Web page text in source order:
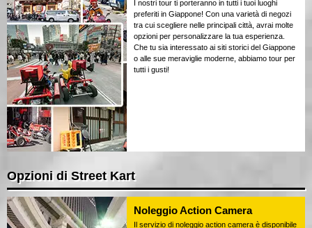
I nostri tour ti porteranno in tutti i tuoi luoghi
preferiti in Giappone! Con una varietà di negozi
tra cui scegliere nelle principali città, avrai molte
opzioni per personalizzare la tua esperienza.
Che tu sia interessato ai siti storici del Giappone
o alle sue meraviglie moderne, abbiamo tour per
tutti i gusti!
Opzioni di Street Kart
Noleggio Action Camera
Il servizio di noleggio action camera è disponibile